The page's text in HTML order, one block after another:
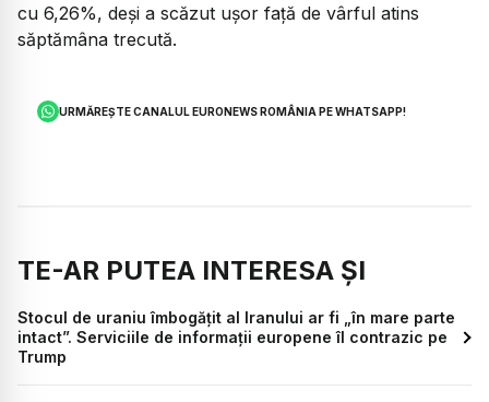
cu 6,26%, deși a scăzut ușor față de vârful atins
săptămâna trecută.
URMĂREȘTE CANALUL EURONEWS ROMÂNIA PE WHATSAPP!
TE-AR PUTEA INTERESA ȘI
Stocul de uraniu îmbogățit al Iranului ar fi „în mare parte
intact”. Serviciile de informații europene îl contrazic pe
Trump